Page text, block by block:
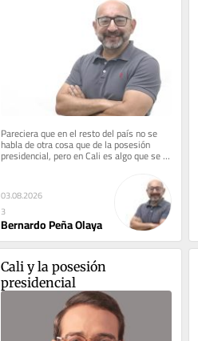
Pareciera que en el resto del país no se
habla de otra cosa que de la posesión
presidencial, pero en Cali es algo que se
menciona en voz baja, con...
03.08.2026
3
Bernardo Peña Olaya
Cali y la posesión
presidencial